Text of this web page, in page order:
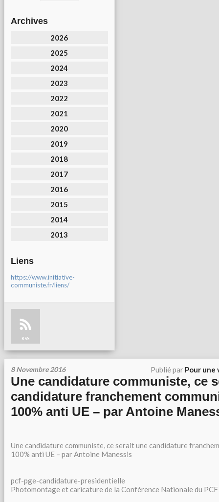
Archives
2026
2025
2024
2023
2022
2021
2020
2019
2018
2017
2016
2015
2014
2013
Liens
https://www.initiative-
communiste.fr/liens/
RSS
8 Novembre 2016 Publié par Pour une
Une candidature communiste, ce
candidature franchement
100% anti UE – par Antoine
Une candidature communiste, ce serait une candidature
100% anti UE – par Antoine Manessis
pcf-pge-candidature-presidentielle
Photomontage et caricature de la Conférence Nationale du PCF